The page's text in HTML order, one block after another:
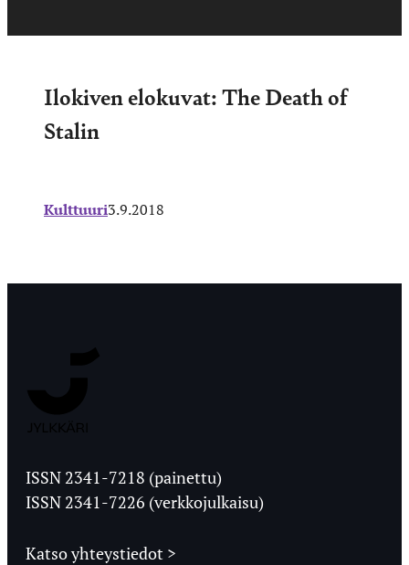
Ilokiven elokuvat: The Death of
Stalin
Kulttuuri3.9.2018
Ylioppilaslehti
ISSN 2341-7218 (painettu)
ISSN 2341-7226 (verkkojulkaisu)
Katso yhteystiedot >